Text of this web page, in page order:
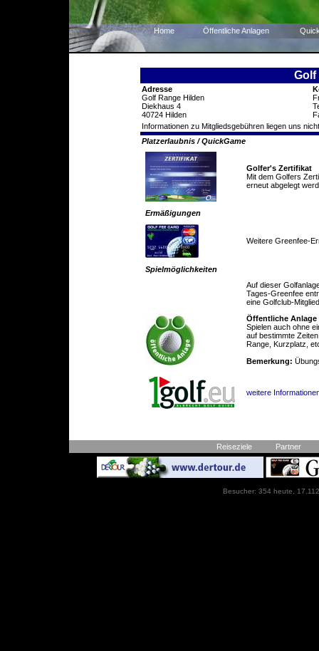
Home Öffentliche Anlagen
Golf
Adresse
Golf Range Hilden
Diekhaus 4
40724 Hilden
Informationen zu Mitgliedsgebühren liegen uns
Platzerlaubnis / QuickGame
Golfer's Zertifikat
Mit dem Golfers
erneut abgelegt
Ermäßigungen
Weitere Greenfee-
Spielmöglichkeiten
Auf dieser
Tages-Greenfee
eine Golfclub-
Öffentliche Anlage
Spielen auch ohne
auf bestimmte
Range, Kurzplatz,
Bemerkung:
weitere
Reiseziele Partner
Besucher: 354 heute,